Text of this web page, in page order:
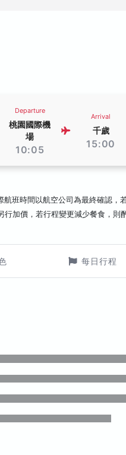
Departure
桃園國際機
場
10:05
Arrival
千歲
15:00
航班時間以航空公司為最終確認，
行加價，若行程變更減少餐食，則
每日行程